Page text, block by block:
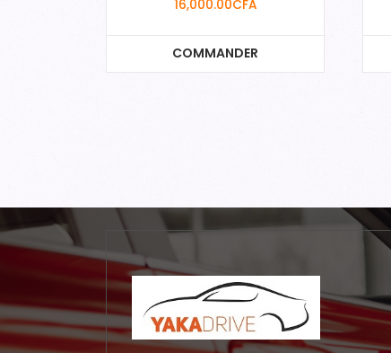
16,000.00CFA
COMMANDER